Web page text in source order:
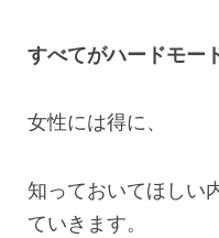
すべてがハードモー
女性には得に、
知っておいてほしい
ていきます。